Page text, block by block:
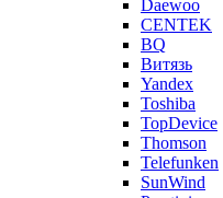
Daewoo
CENTEK
BQ
Витязь
Yandex
Toshiba
TopDevice
Thomson
Telefunken
SunWind